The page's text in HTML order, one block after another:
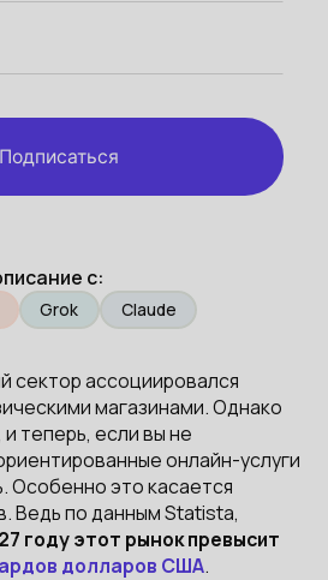
с:
Grok Claude
сектор ассоциировался
магазинами. Однако
теперь, если вы не
онлайн-услуги
Особенно это касается
Ведь по данным Statista,
году этот рынок превысит
долларов США.
Подписаться